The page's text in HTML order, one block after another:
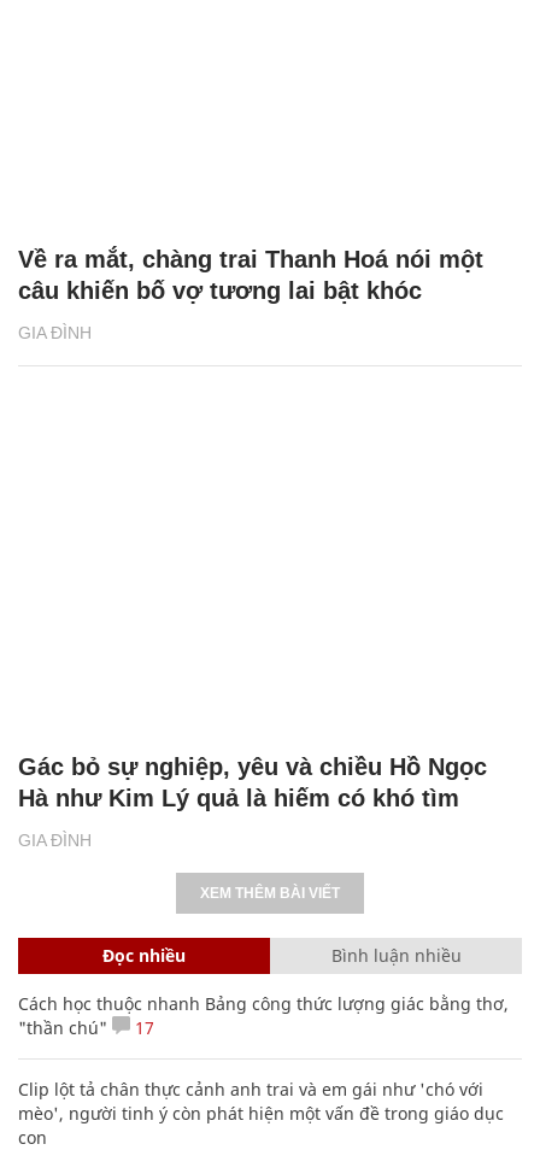
GIA ĐÌNH
Về ra mắt, chàng trai Thanh Hoá nói một
câu khiến bố vợ tương lai bật khóc
GIA ĐÌNH
Gác bỏ sự nghiệp, yêu và chiều Hồ Ngọc
Hà như Kim Lý quả là hiếm có khó tìm
XEM THÊM BÀI VIẾT
Đọc nhiều Bình luận nhiều
Cách học thuộc nhanh Bảng công thức lượng giác bằng thơ,
"thần chú"
17
Clip lột tả chân thực cảnh anh trai và em gái như 'chó với
mèo', người tinh ý còn phát hiện một vấn đề trong giáo dục
con